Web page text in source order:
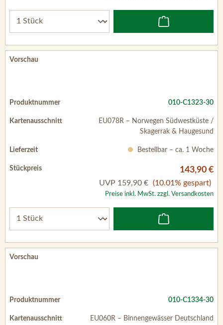
010-C1323-30
EU078R – Norwegen Südwestküste /
Skagerrak & Haugesund
Bestellbar – ca. 1 Woche
143,90 €
UVP 159,90 € (10.01% gespart)
Preise inkl. MwSt. zzgl. Versandkosten
010-C1334-30
EU060R – Binnengewässer Deutschland